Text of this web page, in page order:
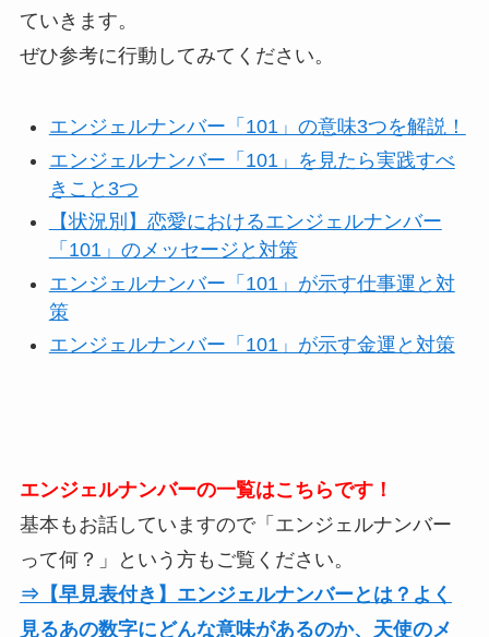
ていきます。
ぜひ参考に行動してみてください。
エンジェルナンバー「101」の意味3つを解説！
エンジェルナンバー「101」を見たら実践すべ
きこと3つ
【状況別】恋愛におけるエンジェルナンバー
「101」のメッセージと対策
エンジェルナンバー「101」が示す仕事運と対
策
エンジェルナンバー「101」が示す金運と対策
エンジェルナンバーの一覧はこちらです！
基本もお話していますので「エンジェルナンバー
って何？」という方もご覧ください。
⇒【早見表付き】エンジェルナンバーとは？よく
見るあの数字にどんな意味があるのか、天使のメ